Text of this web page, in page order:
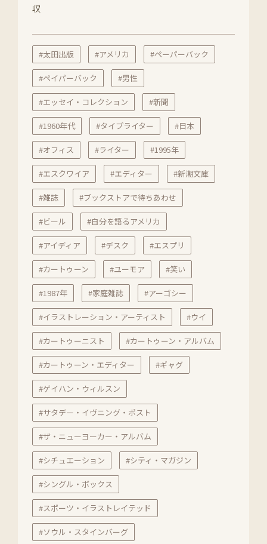
収
#太田出版 #アメリカ #ペーパーバック
#ペイパーバック #男性
#エッセイ・コレクション #新聞
#1960年代 #タイプライター #日本
#オフィス #ライター #1995年
#エスクワイア #エディター #新潮文庫
#雑誌 #ブックストアで待ちあわせ
#ビール #自分を語るアメリカ
#アイディア #デスク #エスプリ
#カートゥーン #ユーモア #笑い
#1987年 #家庭雑誌 #アーゴシー
#イラストレーション・アーティスト #ウイ
#カートゥーニスト #カートゥーン・アルバム
#カートゥーン・エディター #ギャグ
#ゲイハン・ウィルスン
#サタデー・イヴニング・ポスト
#ザ・ニューヨーカー・アルバム
#シチュエーション #シティ・マガジン
#シングル・ボックス
#スポーツ・イラストレイテッド
#ソウル・スタインバーグ